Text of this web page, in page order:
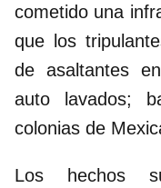
cometido una
que los
de asaltantes
auto lavados;
colonias de
Los hechos